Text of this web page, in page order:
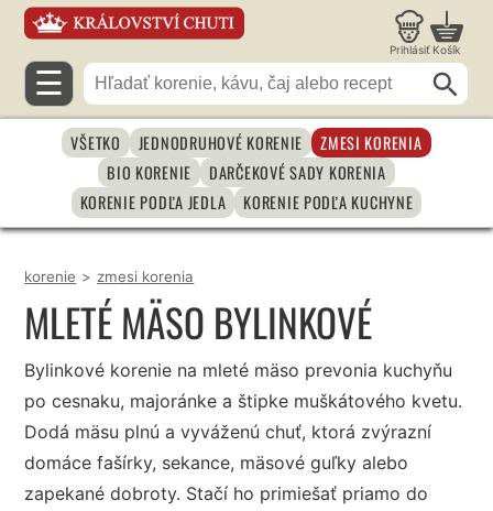
Prihlásiť Košík
☰
VŠETKO JEDNODRUHOVÉ KORENIE
ZMESI KORENIA
BIO KORENIE
DARČEKOVÉ SADY KORENIA
KORENIE PODĽA JEDLA
KORENIE PODĽA KUCHYNE
korenie > zmesi korenia
MLETÉ MÄSO BYLINKOVÉ
Bylinkové korenie na mleté mäso prevonia kuchyňu
po cesnaku, majoránke a štipke muškátového kvetu.
Dodá mäsu plnú a vyváženú chuť, ktorá zvýrazní
domáce fašírky, sekance, mäsové guľky alebo
zapekané dobroty. Stačí ho primiešať priamo do